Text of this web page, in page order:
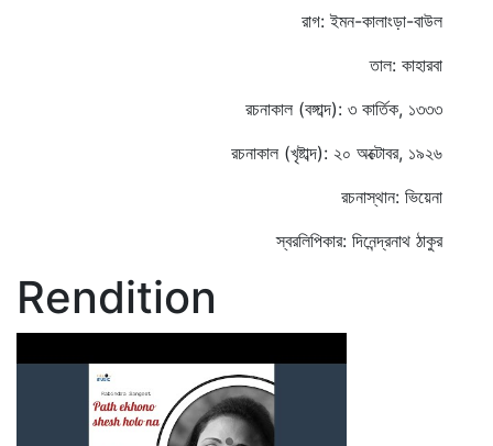
রাগ: ইমন-কালাংড়া-বাউল
তাল: কাহারবা
রচনাকাল (বঙ্গাব্দ): ৩ কার্তিক, ১৩৩৩
রচনাকাল (খৃষ্টাব্দ): ২০ অক্টোবর, ১৯২৬
রচনাস্থান: ভিয়েনা
স্বরলিপিকার: দিনেন্দ্রনাথ ঠাকুর
Rendition